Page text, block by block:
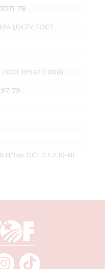
78
(ДСТУ ГОСТ
ГОСТ 13942:2008)
79
ОСТ 23.2.10-81